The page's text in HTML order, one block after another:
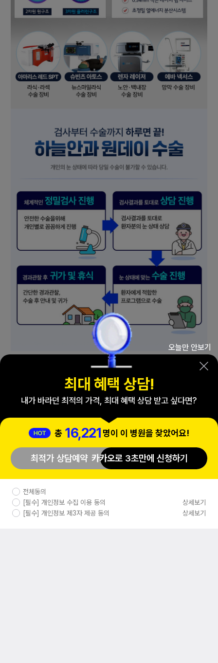
총 16,221 명이 이 병원을 찾았어요!
오늘만 안보기
최대 혜택 상담!
내가 바라던 최적의 가격, 최대 혜택 상담 받고 싶다면?
최적가 상담예약 카카오로 3초만에 신청하기
전체동의
[필수] 개인정보 수집 이용 동의
상세보기
[필수] 개인정보 제3자 제공 동의
상세보기